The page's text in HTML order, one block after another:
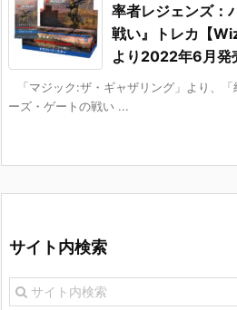
率者レジェンズ：
戦い』トレカ【
より2022年6月発
「マジック:ザ・ギャザリング」より、
ーズ・ゲートの戦い ...
サイト内検索